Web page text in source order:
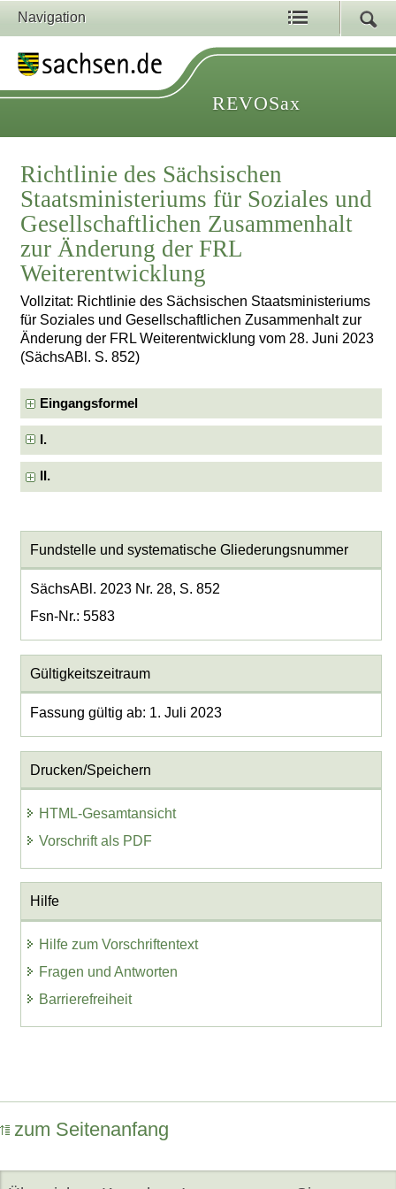
Navigation
REVOSax
Richtlinie des Sächsischen
Staatsministeriums für Soziales und
Gesellschaftlichen Zusammenhalt
zur Änderung der FRL
Weiterentwicklung
Vollzitat: Richtlinie des Sächsischen Staatsministeriums
für Soziales und Gesellschaftlichen Zusammenhalt zur
Änderung der FRL Weiterentwicklung vom 28. Juni 2023
(SächsABl. S. 852)
Eingangsformel
I.
II.
Fundstelle und systematische Gliederungsnummer
SächsABl. 2023 Nr. 28, S. 852
Fsn-Nr.: 5583
Gültigkeitszeitraum
Fassung gültig ab: 1. Juli 2023
Drucken/Speichern
HTML-Gesamtansicht
Vorschrift als PDF
Hilfe
Hilfe zum Vorschriftentext
Fragen und Antworten
Barrierefreiheit
zum Seitenanfang